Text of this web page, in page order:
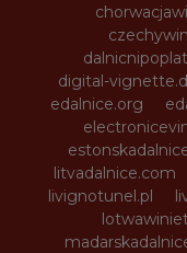
digital-
edalnice.org
litvadalnice.com
livignotunel.pl